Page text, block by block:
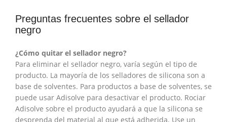
Preguntas frecuentes sobre el sellador
negro
¿Cómo quitar el sellador negro?
Para eliminar el sellador negro, varía según el tipo de
producto. La mayoría de los selladores de silicona son a
base de solventes. Para productos a base de solventes, se
puede usar Adisolve para desactivar el producto. Rociar
Adisolve sobre el producto ayudará a que la silicona se
desprenda del material al que está adherida. Use un